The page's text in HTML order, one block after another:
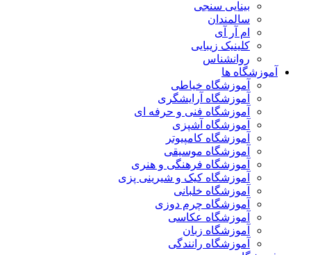
بینایی سنجی
سالمندان
ام آر آی
کلینیک زیبایی
روانشناس
آموزشگاه ها
آموزشگاه خیاطی
آموزشگاه آرایشگری
آموزشگاه فنی و حرفه ای
آموزشگاه آشپزی
آموزشگاه کامپیوتر
آموزشگاه موسیقی
آموزشگاه فرهنگی و هنری
آموزشگاه کیک و شیرینی پزی
آموزشگاه خلبانی
آموزشگاه چرم دوزی
آموزشگاه عکاسی
آموزشگاه زبان
آموزشگاه رانندگی